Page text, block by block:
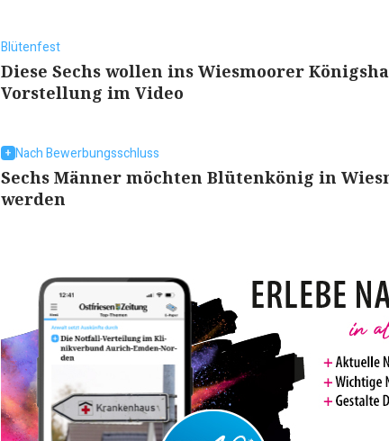
Blütenfest
Diese Sechs wollen ins Wiesmoorer
Vorstellung im Video
Nach Bewerbungsschluss
Sechs Männer möchten Blütenkönig in
werden